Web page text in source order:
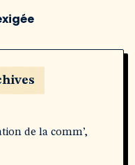
de la comm’,